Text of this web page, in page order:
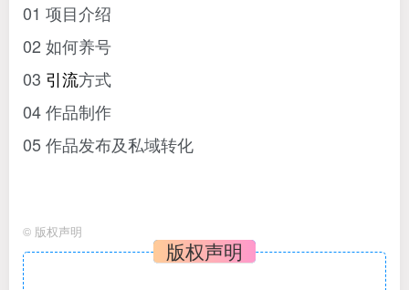
01 项目介绍
02 如何养号
03 引流方式
04 作品制作
05 作品发布及私域转化
© 版权声明
版权声明